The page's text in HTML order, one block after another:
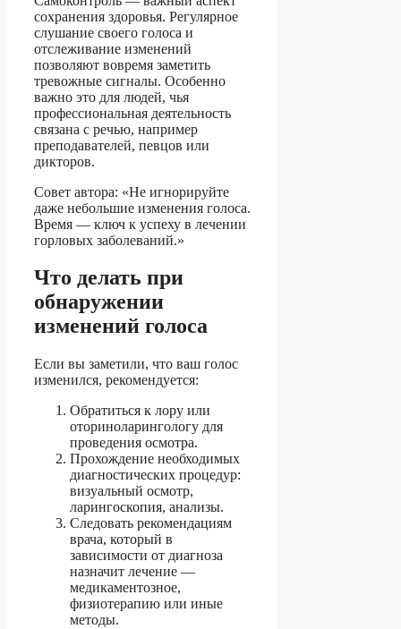
сохранения здоровья. Регулярное
слушание своего голоса и
отслеживание изменений
позволяют вовремя заметить
тревожные сигналы. Особенно
важно это для людей, чья
профессиональная деятельность
связана с речью, например
преподавателей, певцов или
дикторов.
Совет автора: «Не игнорируйте
даже небольшие изменения голоса.
Время — ключ к успеху в лечении
горловых заболеваний.»
Что делать при
обнаружении
изменений голоса
Если вы заметили, что ваш голос
изменился, рекомендуется:
Обратиться к лору или
оториноларингологу для
проведения осмотра.
Прохождение необходимых
диагностических процедур:
визуальный осмотр,
ларингоскопия, анализы.
Следовать рекомендациям
врача, который в
зависимости от диагноза
назначит лечение —
медикаментозное,
физиотерапию или иные
методы.